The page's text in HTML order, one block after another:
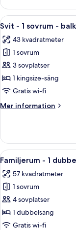
-
sovrum
balkong
Öppna
alla
foton
för
Svit
-
1
-
4
Svit - 1 sovrum -
43 kvadratmeter
1 sovrum
3 sovplatser
1 kingsize-säng
Gratis wi-fi
Mer information
Mer
-
sovrum
balkong
Öppna
alla
foton
för
Familjerum
-
1
2
Familjerum - 1
57 kvadratmeter
1 sovrum
4 sovplatser
1 dubbelsäng
Gratis wi-fi